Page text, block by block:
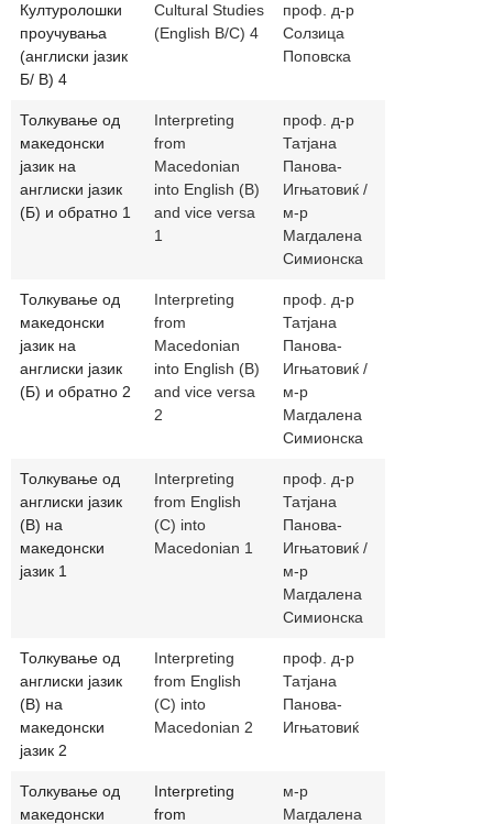
Културолошки
проучувања
(англиски јазик
Б/ В) 4
Cultural Studies
(English B/C) 4
проф. д-р
Солзица
Поповска
Толкување од
македонски
јазик на
англиски јазик
(Б) и обратно 1
Interpreting
from
Macedonian
into English (B)
and vice versa
1
проф. д-р
Татјана
Панова-
Игњатовиќ /
м-р
Магдалена
Симионска
Толкување од
македонски
јазик на
англиски јазик
(Б) и обратно 2
Interpreting
from
Macedonian
into English (B)
and vice versa
2
проф. д-р
Татјана
Панова-
Игњатовиќ /
м-р
Магдалена
Симионска
Толкување од
англиски јазик
(В) на
македонски
јазик 1
Interpreting
from English
(C) into
Macedonian 1
проф. д-р
Татјана
Панова-
Игњатовиќ /
м-р
Магдалена
Симионска
Толкување од
англиски јазик
(В) на
македонски
јазик 2
Interpreting
from English
(C) into
Macedonian 2
проф. д-р
Татјана
Панова-
Игњатовиќ
Толкување од
македонски
Interpreting
from
м-р
Магдалена